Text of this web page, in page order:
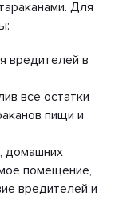
Для
вредителей в
все остатки
пищи и
домашних
помещение,
вредителей и